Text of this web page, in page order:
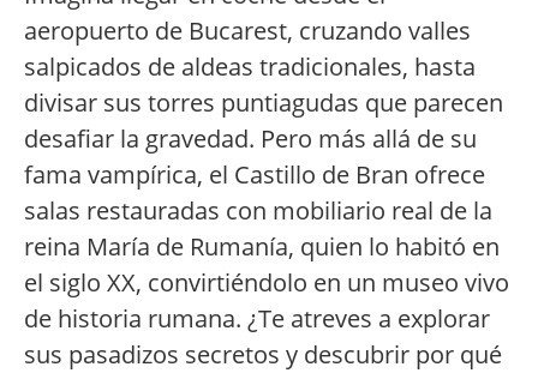
aeropuerto de Bucarest, cruzando valles
salpicados de aldeas tradicionales, hasta
divisar sus torres puntiagudas que parecen
desafiar la gravedad. Pero más allá de su
fama vampírica, el Castillo de Bran ofrece
salas restauradas con mobiliario real de la
reina María de Rumanía, quien lo habitó en
el siglo XX, convirtiéndolo en un museo vivo
de historia rumana. ¿Te atreves a explorar
sus pasadizos secretos y descubrir por qué